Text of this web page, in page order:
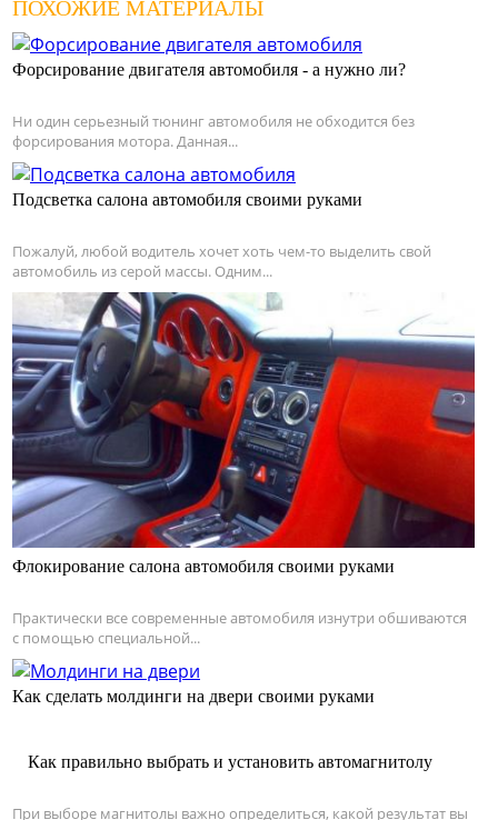
ПОХОЖИЕ МАТЕРИАЛЫ
Форсирование двигателя автомобиля - а нужно ли?
Ни один серьезный тюнинг автомобиля не обходится без
форсирования мотора. Данная...
Подсветка салона автомобиля своими руками
Пожалуй, любой водитель хочет хоть чем-то выделить свой
автомобиль из серой массы. Одним...
Флокирование салона автомобиля своими руками
Практически все современные автомобиля изнутри обшиваются
с помощью специальной...
Как сделать молдинги на двери своими руками
Как правильно выбрать и установить автомагнитолу
При выборе магнитолы важно определиться, какой результат вы